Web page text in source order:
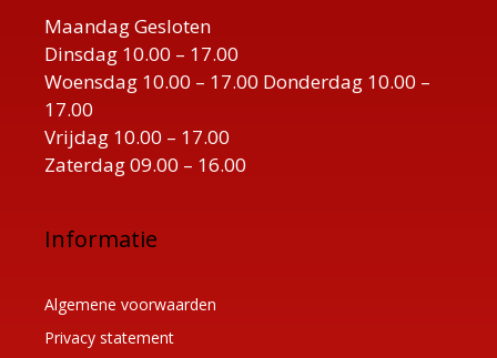
Maandag Gesloten
Dinsdag 10.00 – 17.00
Woensdag 10.00 – 17.00 Donderdag 10.00 –
17.00
Vrijdag 10.00 – 17.00
Zaterdag 09.00 – 16.00
Informatie
Algemene voorwaarden
Privacy statement